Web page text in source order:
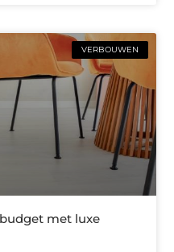
VERBOUWEN
met luxe